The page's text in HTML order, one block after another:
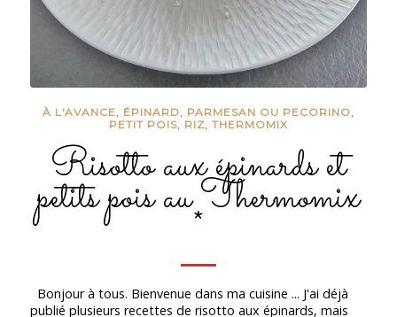
À L'AVANCE, ÉPINARD, PARMESAN OU PECORINO,
PETIT POIS, RIZ, THERMOMIX
Risotto aux épinards et
petits pois au Thermomix
*
Bonjour à tous. Bienvenue dans ma cuisine ... J'ai déjà
publié plusieurs recettes de risotto aux épinards, mais